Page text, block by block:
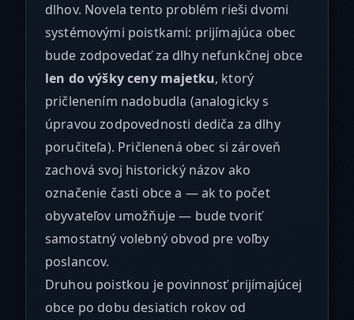
dlhov. Novela tento problém rieši dvomi
systémovými poistkami: prijímajúca obec
bude zodpovedať za dlhy nefunkčnej obce
len do výšky ceny majetku, ktorý
pričlenením nadobudla (analogicky s
úpravou zodpovednosti dediča za dlhy
poručiteľa). Pričlenená obec si zároveň
zachová svoj historický názov ako
označenie časti obce a — ak to počet
obyvateľov umožňuje — bude tvoriť
samostatný volebný obvod pre voľby
poslancov.
Druhou poistkou je povinnosť prijímajúcej
obce po dobu desiatich rokov od